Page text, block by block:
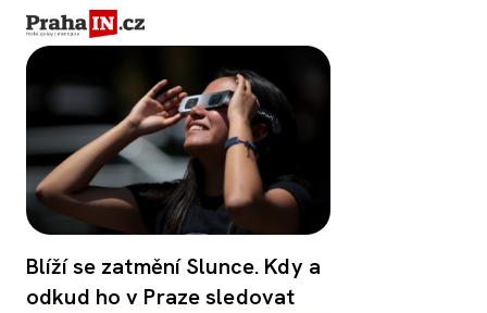
Blíží se zatmění Slunce. Kdy a
odkud ho v Praze sledovat